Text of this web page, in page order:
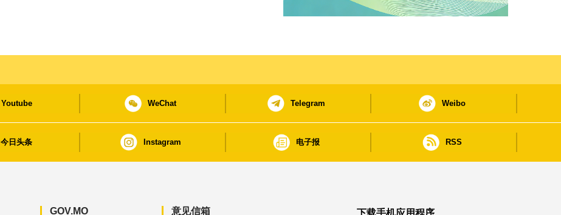
Youtube WeChat Telegram Weibo
今日头条 Instagram 电子报 RSS
GOV.MO 意见信箱 下载手机应用程序